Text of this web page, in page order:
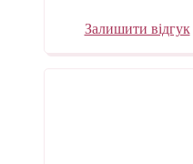
Залишити відгук